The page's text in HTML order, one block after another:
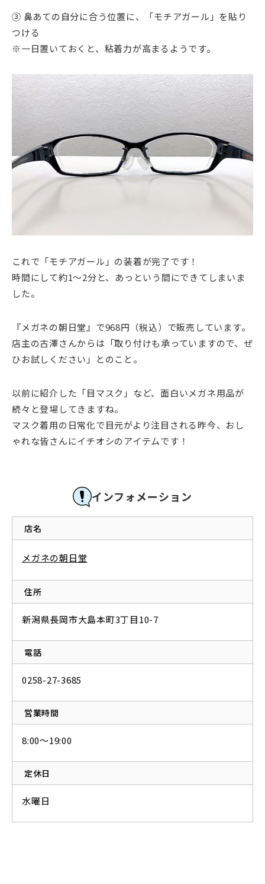
③ 鼻あての自分に合う位置に、「モチアガール」を貼り
つける
※一日置いておくと、粘着力が高まるようです。
これで「モチアガール」の装着が完了です！
時間にして約1～2分と、あっという間にできてしまいま
した。
『メガネの朝日堂』で968円（税込）で販売しています。
店主の古澤さんからは「取り付けも承っていますので、ぜ
ひお試しください」とのこと。
以前に紹介した「目マスク」など、面白いメガネ用品が
続々と登場してきますね。
マスク着用の日常化で目元がより注目される昨今、おし
ゃれな皆さんにイチオシのアイテムです！
インフォメーション
店名
メガネの朝日堂
住所
新潟県長岡市大島本町3丁目10-7
電話
0258-27-3685
営業時間
8:00～19:00
定休日
水曜日